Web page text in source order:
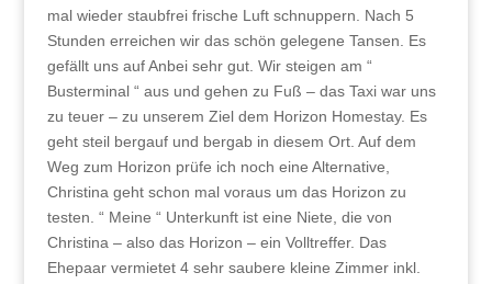
mal wieder staubfrei frische Luft schnuppern. Nach 5
Stunden erreichen wir das schön gelegene Tansen. Es
gefällt uns auf Anbei sehr gut. Wir steigen am “
Busterminal “ aus und gehen zu Fuß – das Taxi war uns
zu teuer – zu unserem Ziel dem Horizon Homestay. Es
geht steil bergauf und bergab in diesem Ort. Auf dem
Weg zum Horizon prüfe ich noch eine Alternative,
Christina geht schon mal voraus um das Horizon zu
testen. “ Meine “ Unterkunft ist eine Niete, die von
Christina – also das Horizon – ein Volltreffer. Das
Ehepaar vermietet 4 sehr saubere kleine Zimmer inkl.